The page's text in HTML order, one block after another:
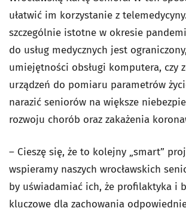
ułatwić im korzystanie z
szczególnie istotne w okresie
do usług medycznych jest
umiejętności obsługi komputera, czy
urządzeń do pomiaru parametrów
narazić seniorów na większe
rozwoju chorób oraz zakażenia
– Cieszę się, że to kolejny „smart”
wspieramy naszych wrocławskich
by uświadamiać ich, że profilaktyka i
kluczowe dla zachowania